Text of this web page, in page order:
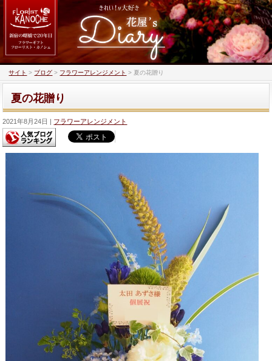
サイト > ブログ > フラワーアレンジメント > 夏の花贈り
夏の花贈り
2021年8月24日 フラワーアレンジメント